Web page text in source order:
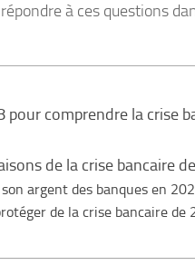
à ces questions
pour comprendre la crise
de la crise bancaire
argent des banques en
de la crise bancaire de